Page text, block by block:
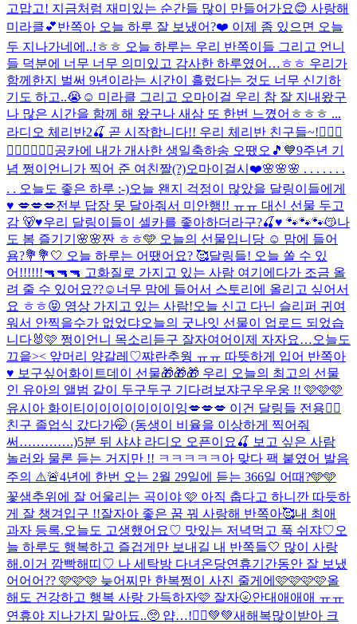
고맙고! 지금처럼 재미있는 순간들 많이 만들어가요😊 사랑해
미라클💕반쪽아 오늘 하루 잘 보냈어?❤️ 이제 좀 있으면 오늘
두 지나가네에..!ㅎㅎ 오늘 하루는 우리 반쪽이들 그리고 언니
들 덕분에 너무 너무 의미있고 감사한 하루였어…ㅎㅎ 우리가
함께한지 벌써 9년이라는 시간이 흘렀다는 것도 너무 신기하
기도 하고..😭☺️ 미라클 그리고 오마이걸 우리 참 잘 지내왔구
나 많은 시간을 함께 해 왔구나 새삼 또 한번 느꼈어ㅎㅎㅎ ...
라디오 체리반2🍒 곧 시작합니다!! 우리 체리반 친구들~!🙋🏻‍♀️
🙋🏻‍♀️🙋🏻‍♀️공카에 내가 개사한 생일축하송 오땠오🎵💙9주년 기
념 쩡이언니가 찍어 준 여친짤(?)오마이걸시❤️🌸🌸🌸 . . . . . . .
. . 오늘도 좋은 하루 :-)오늘 왠지 걱정이 많았을 달링이들에게
♥️ 💋💋💋전부 답장 못 달아줘서 미안행!! ㅠㅠ 대신 선물 두고
감 🐻♥️우리 달링이들이 셀카를 좋아하더라구?🍒♥️ 🐾🐾🐾😽나
도 봄 즐기기🌸🌸짠 ㅎㅎ🩵 오늘의 선물입니당 ☺️ 맘에 들어
욤?💐 💐🤍 오늘 하루는 어땠어요? 🥰달링들! 오늘 쏠 수 있
어!!!!!!🔫🔫🔫 고화질로 가지고 있는 사람 여기에다가 조금 올
려 줄 수 있어요??☺️너무 맘에 들어서 스토리에 올리고 싶어서
요 ㅎㅎ😝 영상 가지고 있는 사람!오늘 신고 다닌 슬리퍼 귀여
워서 안찍을수가 없었댜오늘의 굿나잇 선물이 업로드 되었습
니다🐰🩷 쩡이언니 목소리듣구 잘자여어 이제 자자요…오늘도
끄읕>< 앞머리 양갈레♡쨔란추웡 ㅠㅠ 따뜻하게 입어 반쪽아
♥️ 보구싶어 화이트데이 선물🎁🎁🎁 우리 오늘의 최고의 선물
인 유아의 앨범 같이 두구두구 기다려보쟈구우우웅 !! 🩷🩷🩷
유시아 화이티이이이이이이이잉💋💋💋 이건 달링들 전용❤️‍🔥
친구 졸업식 갔다가🤭 (동생이 비율을 이상하게 찍어줘
써………….)5분 뒤 샤샤 라디오 오픈이요🍒 보고 싶은 사람
놀러와 물론 듣는 거지만 !! ㅋㅋㅋㅋㅋ아 맞다 팩 붙였어 발음
주의 ⚠️🚨4년에 한번 오는 2월 29일에 듣는 366일 어때?🩵🩵
꽃샘추위에 잘 어울리는 곡이야 🩷 아직 춥다고 하니깐 따듯하
게 잘 챙겨입구 !!잘자아 좋은 꿈 꿔 사랑해 반쪽아🥰내 최애
과자 등록.오늘도 고생했어요♡ 맛있는 저녁먹고 푹 쉬쟈♡오
늘 하루도 행복하고 즐겁게만 보내길 내 반쪽들🤍 많이 사랑
해.이거 깜빡해띠♡ 나 세탁방 다녀온당연휴기간동안 잘 보냈
어어어?? 🩷🩷🩷 늦어찌만 한복쩡이 사진 줄게에🩷🩷🩷🩷올
해도 건강하고 행복 사랑 가득하자🩷 잘자🌝안대애애애 ㅠㅠ
연휴야 지나가지 말아됴..🥺 얍…!🧚‍♀️💚💚새해복많이받아 크